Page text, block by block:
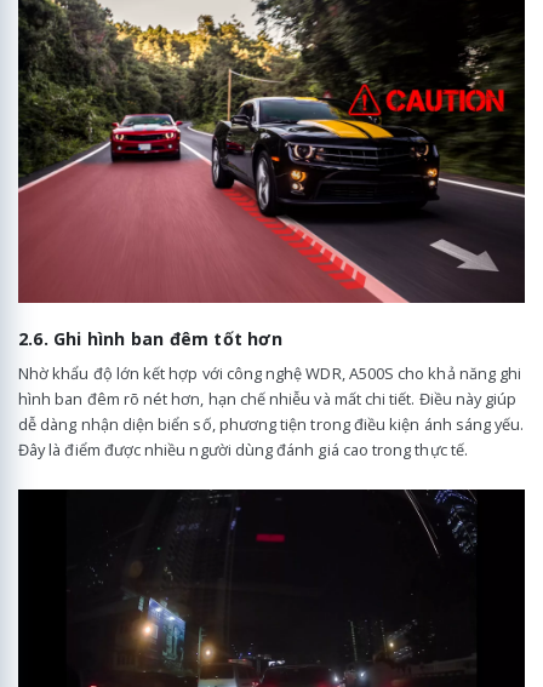
2.6. Ghi hình ban đêm tốt hơn
Nhờ khẩu độ lớn kết hợp với công nghệ WDR, A500S cho khả năng ghi
hình ban đêm rõ nét hơn, hạn chế nhiễu và mất chi tiết. Điều này giúp
dễ dàng nhận diện biển số, phương tiện trong điều kiện ánh sáng yếu.
Đây là điểm được nhiều người dùng đánh giá cao trong thực tế.